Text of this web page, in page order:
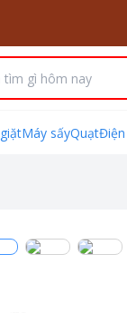
Máy sấyQuạt